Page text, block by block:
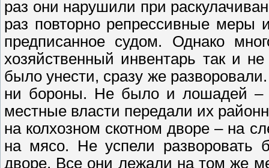
раз они нарушили при
раз повторно репрессивные меры
предписанное судом. Однако
хозяйственный инвентарь так и
было унести, сразу же
ни бороны. Не было и лошадей –
местные власти передали их
на колхозном скотном дворе – на
на мясо. Не успели разворовать
дворе. Все они лежали на том же